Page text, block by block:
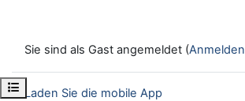
Kursindex öffnen
Sie sind als Gast angemeldet (Anmelden
Laden Sie die mobile App